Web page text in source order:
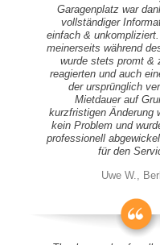
Garagenplatz war
vollständiger
einfach &
meinerseits während
wurde stets promt &
reagierten und auch
der ursprünglich
Mietdauer auf
kurzfristigen Änderung
kein Problem und
professionell
für den
Uwe W.,